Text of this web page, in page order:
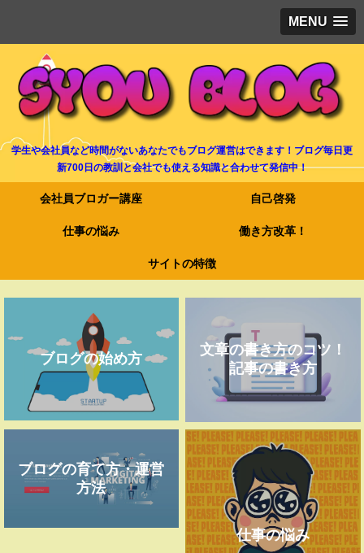
MENU
学生や会社員など時間がないあなたでもブログ運営はできます！ブログ毎日更
新700日の教訓と会社でも使える知識と合わせて発信中！
会社員ブロガー講座 自己啓発
仕事の悩み 働き方改革！
サイトの特徴
ブログの始め方
文章の書き方のコツ！
記事の書き方
ブログの育て方・運営
方法
仕事の悩み